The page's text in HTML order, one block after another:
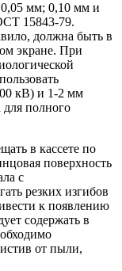
мм; 0,10 мм и
15843-79.
должна быть в
экране. При
кВ) и 1-2 мм
для полного
в кассете по
поверхность
с
резких изгибов
к появлению
содержать в
от пыли,